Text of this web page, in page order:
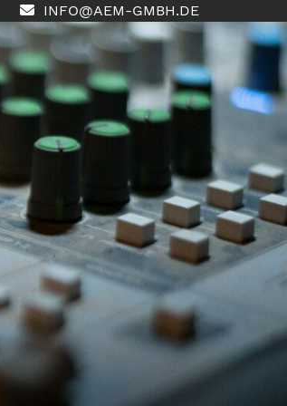
INFO@AEM-GMBH.DE